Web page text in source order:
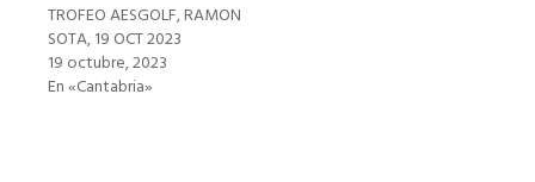
TROFEO AESGOLF, RAMON
SOTA, 19 OCT 2023
19 octubre, 2023
En «Cantabria»